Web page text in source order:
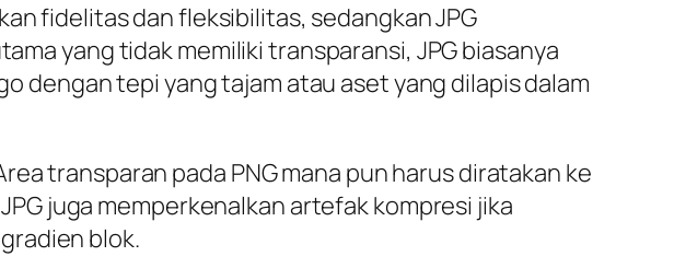
fidelitas dan fleksibilitas, sedangkan JPG
yang tidak memiliki transparansi, JPG biasanya
dengan tepi yang tajam atau aset yang dilapis dalam
transparan pada PNG mana pun harus diratakan ke
juga memperkenalkan artefak kompresi jika
blok.